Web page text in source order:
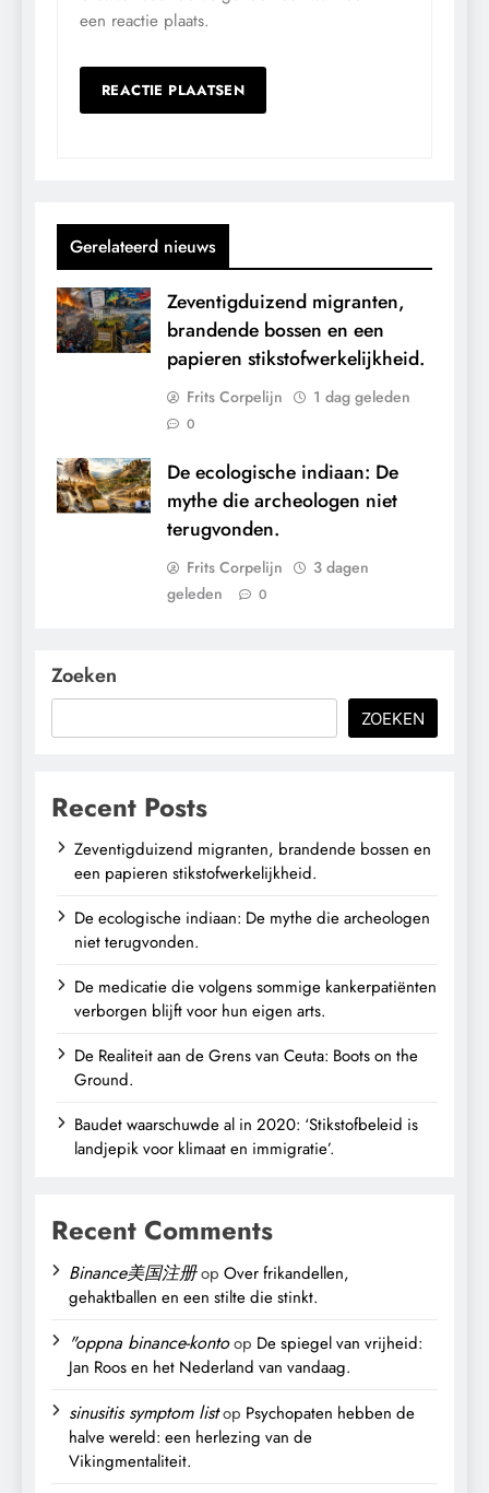
een reactie plaats.
Gerelateerd nieuws
Zeventigduizend migranten,
brandende bossen en een
papieren stikstofwerkelijkheid.
Frits Corpelijn 1 dag geleden
0
De ecologische indiaan: De
mythe die archeologen niet
terugvonden.
Frits Corpelijn
3 dagen
geleden
0
Zoeken
ZOEKEN
Recent Posts
Zeventigduizend migranten, brandende bossen en
een papieren stikstofwerkelijkheid.
De ecologische indiaan: De mythe die archeologen
niet terugvonden.
De medicatie die volgens sommige kankerpatiënten
verborgen blijft voor hun eigen arts.
De Realiteit aan de Grens van Ceuta: Boots on the
Ground.
Baudet waarschuwde al in 2020: ‘Stikstofbeleid is
landjepik voor klimaat en immigratie’.
Recent Comments
Binance美国注册op Over frikandellen,
gehaktballen en een stilte die stinkt.
"oppna binance-kontoop De spiegel van vrijheid:
Jan Roos en het Nederland van vandaag.
sinusitis symptom listop Psychopaten hebben de
halve wereld: een herlezing van de
Vikingmentaliteit.